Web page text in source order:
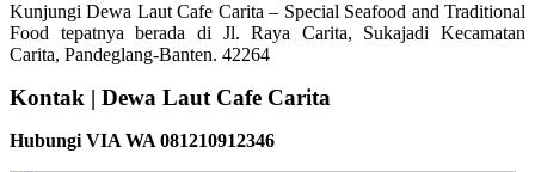
Kunjungi Dewa Laut Cafe Carita – Special Seafood and Traditional
Food tepatnya berada di Jl. Raya Carita, Sukajadi Kecamatan
Carita, Pandeglang-Banten. 42264
Kontak | Dewa Laut Cafe Carita
Hubungi VIA WA 081210912346